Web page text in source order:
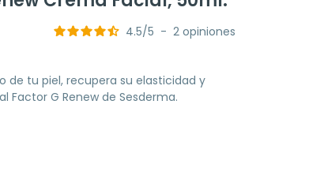
4.5/5 - 2 opiniones
de tu piel, recupera su elasticidad y
G Renew de Sesderma.